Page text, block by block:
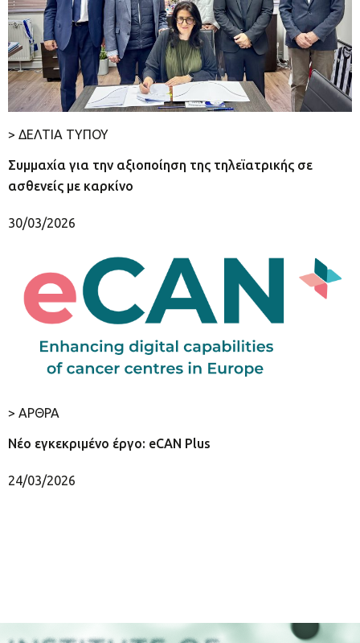
> ΔΕΛΤΙΑ ΤΥΠΟΥ
Συμμαχία για την αξιοποίηση της τηλεϊατρικής σε
ασθενείς με καρκίνο
30/03/2026
> ΑΡΘΡΑ
Νέο εγκεκριμένο έργο: eCAN Plus
24/03/2026